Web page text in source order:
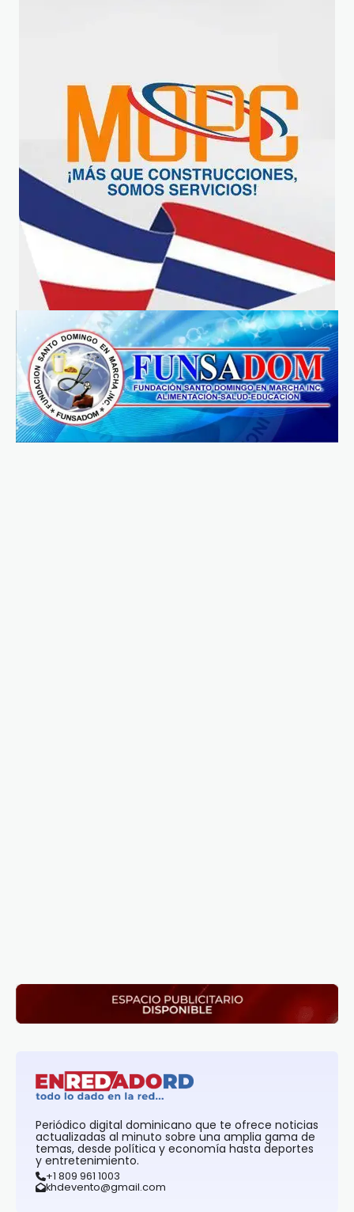
Periódico digital dominicano que te ofrece noticias
actualizadas al minuto sobre una amplia gama de
temas, desde política y economía hasta deportes
y entretenimiento.
+1 809 961 1003
khdevento@gmail.com